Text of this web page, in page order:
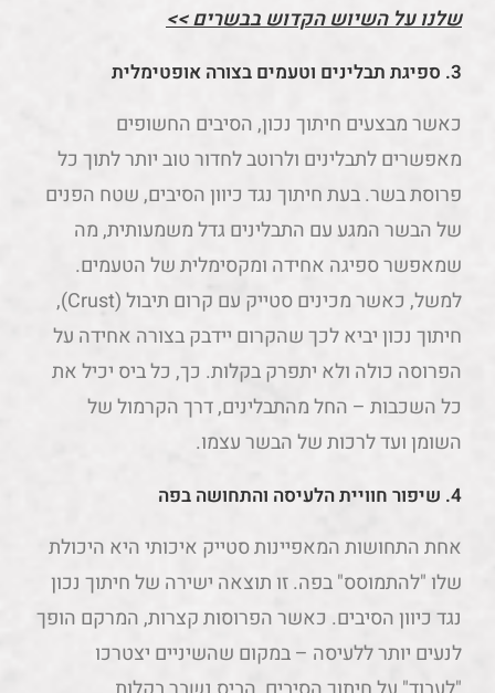
שלנו על השיוש הקדוש בבשרים >>
3. ספיגת תבלינים וטעמים בצורה אופטימלית
כאשר מבצעים חיתוך נכון, הסיבים החשופים
מאפשרים לתבלינים ולרוטב לחדור טוב יותר לתוך כל
פרוסת בשר. בעת חיתוך נגד כיוון הסיבים, שטח הפנים
של הבשר המגע עם התבלינים גדל משמעותית, מה
שמאפשר ספיגה אחידה ומקסימלית של הטעמים.
למשל, כאשר מכינים סטייק עם קרום תיבול (Crust),
חיתוך נכון יביא לכך שהקרום יידבק בצורה אחידה על
הפרוסה כולה ולא יתפרק בקלות. כך, כל ביס יכיל את
כל השכבות – החל מהתבלינים, דרך הקרמול של
השומן ועד לרכות של הבשר עצמו.
4. שיפור חוויית הלעיסה והתחושה בפה
אחת התחושות המאפיינות סטייק איכותי היא היכולת
שלו "להתמוסס" בפה. זו תוצאה ישירה של חיתוך נכון
נגד כיוון הסיבים. כאשר הפרוסות קצרות, המרקם הופך
לנעים יותר ללעיסה – במקום שהשיניים יצטרכו